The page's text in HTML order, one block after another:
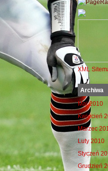
XML
Archiwa
Maj 2010
Kwiecień
Marzec
Luty 2010
Styczeń
Grudzień